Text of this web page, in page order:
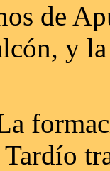
de
y